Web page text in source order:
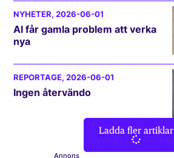
NYHETER, 2026-06-01
AI får gamla problem att verka
nya
REPORTAGE, 2026-06-01
Ingen återvändo
Ladda fler artiklar
Annons